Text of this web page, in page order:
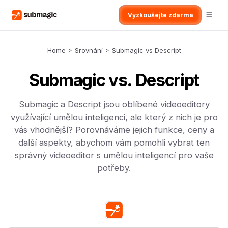
Vyzkoušejte zdarma
Home > Srovnání > Submagic vs Descript
Submagic vs. Descript
Submagic a Descript jsou oblíbené videoeditory
využívající umělou inteligenci, ale který z nich je pro
vás vhodnější? Porovnáváme jejich funkce, ceny a
další aspekty, abychom vám pomohli vybrat ten
správný videoeditor s umělou inteligencí pro vaše
potřeby.